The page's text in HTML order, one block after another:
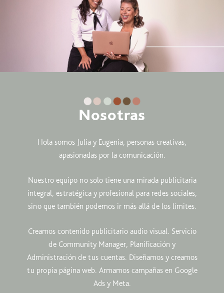
Nosotras
Hola somos Julia y Eugenia, personas creativas,
apasionadas por la comunicación.
Nuestro equipo no solo tiene una mirada publicitaria
integral, estratégica y profesional para redes sociales,
sino que también podemos ir más allá de los límites.
Creamos contenido publicitario audio visual. Servicio
de Community Manager, Planificación y
Administración de tus cuentas. Diseñamos y creamos
tu propia página web. Armamos campañas en Google
Ads y Meta.